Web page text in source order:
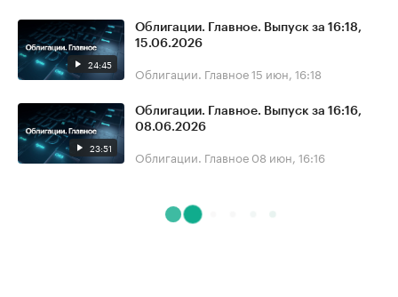
24:45
Облигации. Главное. Выпуск за 16:18,
15.06.2026
Облигации. Главное15 июн, 16:18
23:51
Облигации. Главное. Выпуск за 16:16,
08.06.2026
Облигации. Главное 08 июн, 16:16